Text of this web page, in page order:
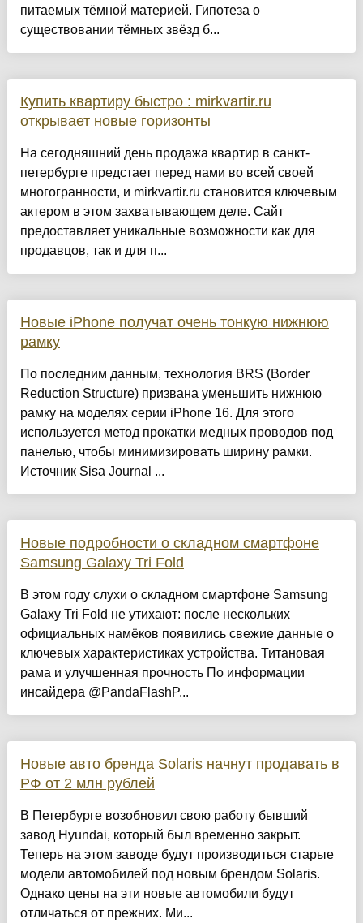
питаемых тёмной материей. Гипотеза о
существовании тёмных звёзд б...
Купить квартиру быстро : mirkvartir.ru
открывает новые горизонты
На сегодняшний день продажа квартир в санкт-
петербурге предстает перед нами во всей своей
многогранности, и mirkvartir.ru становится ключевым
актером в этом захватывающем деле. Сайт
предоставляет уникальные возможности как для
продавцов, так и для п...
Новые iPhone получат очень тонкую нижнюю
рамку
По последним данным, технология BRS (Border
Reduction Structure) призвана уменьшить нижнюю
рамку на моделях серии iPhone 16. Для этого
используется метод прокатки медных проводов под
панелью, чтобы минимизировать ширину рамки.
Источник Sisa Journal ...
Новые подробности о складном смартфоне
Samsung Galaxy Tri Fold
В этом году слухи о складном смартфоне Samsung
Galaxy Tri Fold не утихают: после нескольких
официальных намёков появились свежие данные о
ключевых характеристиках устройства. Титановая
рама и улучшенная прочность По информации
инсайдера @PandaFlashP...
Новые авто бренда Solaris начнут продавать в
РФ от 2 млн рублей
В Петербурге возобновил свою работу бывший
завод Hyundai, который был временно закрыт.
Теперь на этом заводе будут производиться старые
модели автомобилей под новым брендом Solaris.
Однако цены на эти новые автомобили будут
отличаться от прежних. Ми...